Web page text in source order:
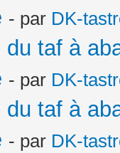
- par DK-
du taf à
- par DK-
du taf à
- par DK-